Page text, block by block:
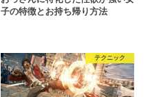
子の特徴とお持ち帰り方法
テクニック